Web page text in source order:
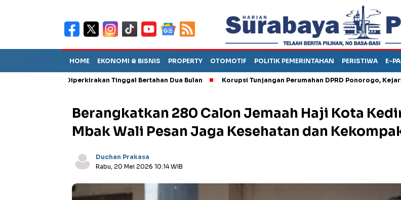
HOME EKONOMI & BISNIS PROPERTY OTOMOTIF POLITIK PEMERINTAHAN PERISTIWA E-
TPA Diperkirakan Tinggal Bertahan Dua Bulan Korupsi Tunjangan Perumahan DPRD Ponorogo, Kejari Tahan
Berangkatkan 280 Calon Jemaah Haji Kota
Mbak Wali Pesan Jaga Kesehatan dan
Duchan Prakasa
Rabu, 20 Mei 2026 10:14 WIB